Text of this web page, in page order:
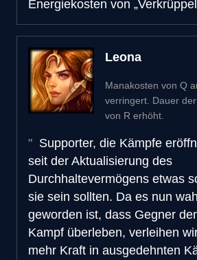
Energiekosten von
Leona
Manakosten von Q
verringert. Dauer
von R erhöht.
Supporter, die Kämpfe
seit der Aktualisierung des
Durchhaltevermögens etwas
sie sein sollten. Da es nun
geworden ist, dass Gegner
Kampf überleben, verleihen
mehr Kraft in ausgedehnten